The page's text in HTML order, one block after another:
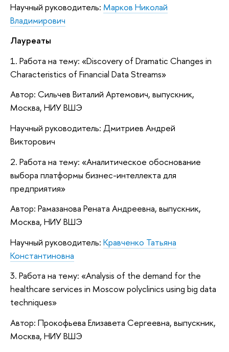
Научный руководитель: Марков Николай
Владимирович
Лауреаты
1. Работа на тему: «Discovery of Dramatic Changes in
Characteristics of Financial Data Streams»
Автор: Сильчев Виталий Артемович, выпускник,
Москва, НИУ ВШЭ
Научный руководитель: Дмитриев Андрей
Викторович
2. Работа на тему: «Аналитическое обоснование
выбора платформы бизнес-интеллекта для
предприятия»
Автор: Рамазанова Рената Андреевна, выпускник,
Москва, НИУ ВШЭ
Научный руководитель: Кравченко Татьяна
Константиновна
3. Работа на тему: «Analysis of the demand for the
healthcare services in Moscow polyclinics using big data
techniques»
Автор: Прокофьева Елизавета Сергеевна, выпускник,
Москва, НИУ ВШЭ